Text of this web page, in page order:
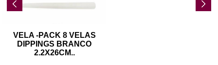
VELA -PACK 8 VELAS
DIPPINGS BRANCO
2.2X26CM..